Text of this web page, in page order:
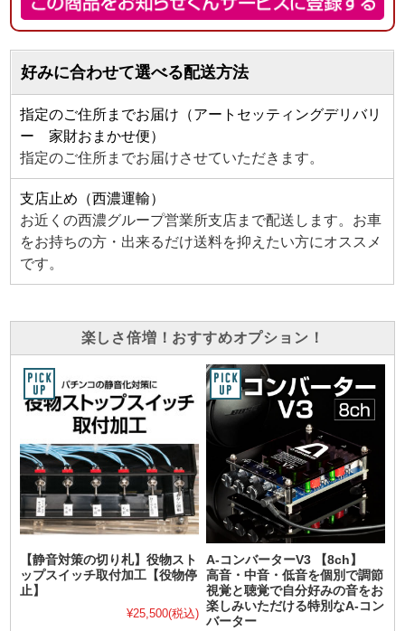
好みに合わせて選べる配送方法
指定のご住所までお届け（アートセッティングデリバリ
ー 家財おまかせ便）
指定のご住所までお届けさせていただきます。
支店止め（西濃運輸）
お近くの西濃グループ営業所支店まで配送します。お車
をお持ちの方・出来るだけ送料を抑えたい方にオススメ
です。
楽しさ倍増！おすすめオプション！
【静音対策の切り札】役物スト
ップスイッチ取付加工【役物停
止】
¥25,500(税込)
A-コンバーターV3 【8ch】
高音・中音・低音を個別で調節
視覚と聴覚で自分好みの音をお
楽しみいただける特別なA-コン
バーター